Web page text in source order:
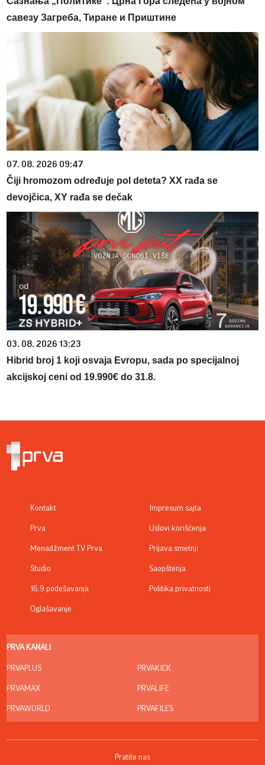
савезу Загреба, Тиране и Приштине
07. 08. 2026 09:47
Čiji hromozom određuje pol deteta? XX rađa se
devojčica, XY rađa se dečak
03. 08. 2026 13:23
Hibrid broj 1 koji osvaja Evropu, sada po specijalnoj
akcijskoj ceni od 19.990€ do 31.8.
Kontakt
Prva
Menadžment TV Prva
Studio
16:9 podešavanja
Oglašavanje
Impresum sajta
Uslovi korišćenja
Prijava smetnji
Saopštenja
Politika privatnosti
PRVA KANALI
PRVAPLUS
PRVAMAX
PRVAWORLD
PRVAKICK
PRVALIFE
PRVAFILES
Pratite nas